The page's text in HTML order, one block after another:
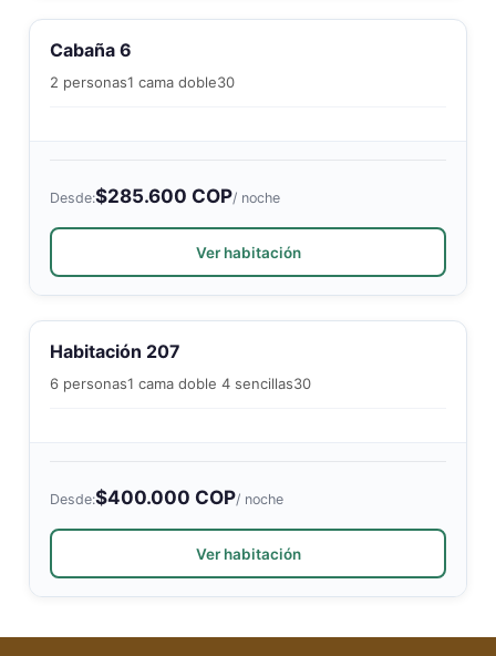
Cabaña 6
2 personas1 cama doble30
Desde:$285.600 COP/ noche
Ver habitación
Habitación 207
6 personas1 cama doble 4 sencillas30
Desde:$400.000 COP/ noche
Ver habitación